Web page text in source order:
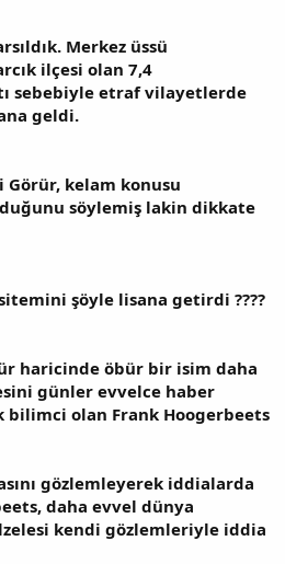
Merkez üssü
ilçesi olan 7,4
sebebiyle etraf vilayetlerde
geldi.
Görür, kelam konusu
söylemiş lakin dikkate
şöyle lisana getirdi ????
haricinde öbür bir isim daha
günler evvelce haber
bilimci olan Frank Hoogerbeets
gözlemleyerek iddialarda
daha evvel dünya
kendi gözlemleriyle iddia